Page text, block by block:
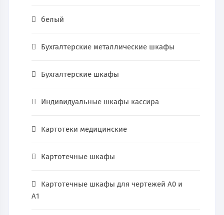
белый
Бухгалтерские металлические шкафы
Бухгалтерские шкафы
Индивидуальные шкафы кассира
Картотеки медицинские
Картотечные шкафы
Картотечные шкафы для чертежей А0 и
А1